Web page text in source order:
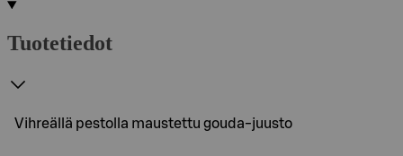
Tuotetiedot
Vihreällä pestolla maustettu gouda-juusto